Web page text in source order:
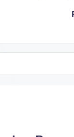
July 8, 2025